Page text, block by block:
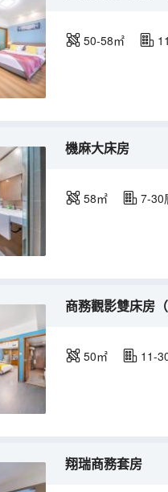
50-58㎡
機麻大床房
58㎡ 7-30
商務觀影雙床房
50㎡ 11-
翔瑞商務套房